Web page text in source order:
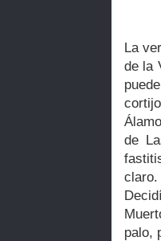
La
de la
de
palo,